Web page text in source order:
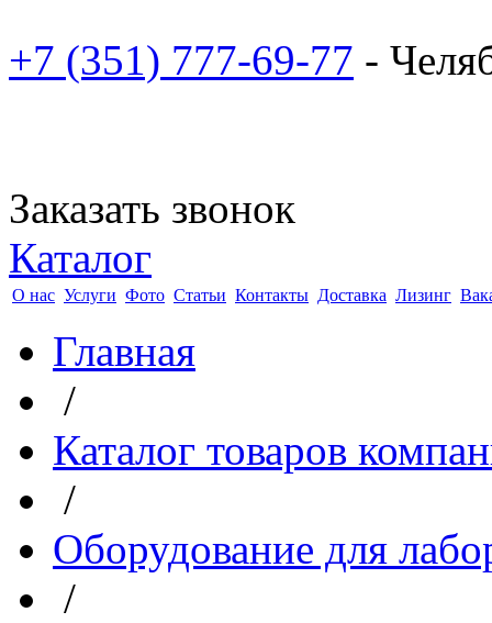
+7 (351) 777-69-77 -
Заказать звонок
Каталог
О нас Услуги Фото Статьи Контакты Доставка Лизинг
Главная
/
Каталог товаров
/
Оборудование для
/